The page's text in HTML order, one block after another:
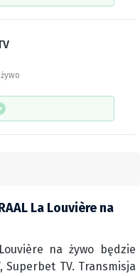
La Louvière na
na żywo będzie
Superbet TV. Transmisja